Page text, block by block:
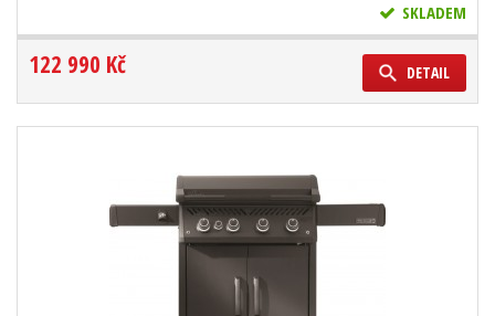
SKLADEM
122 990 Kč DETAIL